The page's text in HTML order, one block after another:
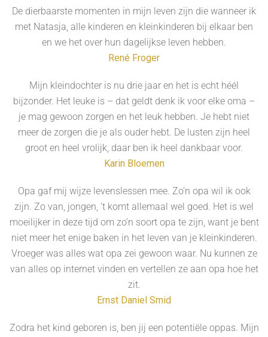
De dierbaarste momenten in mijn leven zijn die wanneer ik
met Natasja, alle kinderen en kleinkinderen bij elkaar ben
en we het over hun dagelijkse leven hebben.
René Froger
Mijn kleindochter is nu drie jaar en het is echt héél
bijzonder. Het leuke is – dat geldt denk ik voor elke oma –
je mag gewoon zorgen en het leuk hebben. Je hebt niet
meer de zorgen die je als ouder hebt. De lusten zijn heel
groot en heel vrolijk, daar ben ik heel dankbaar voor.
Karin Bloemen
Opa gaf mij wijze levenslessen mee. Zo’n opa wil ik ook
zijn. Zo van, jongen, ’t komt allemaal wel goed. Het is wel
moeilijker in deze tijd om zo’n soort opa te zijn, want je bent
niet meer het enige baken in het leven van je kleinkinderen.
Vroeger was alles wat opa zei gewoon waar. Nu kunnen ze
van alles op internet vinden en vertellen ze aan opa hoe het
zit.
Ernst Daniel Smid
Zodra het kind geboren is, ben jij een potentiële oppas. Mijn